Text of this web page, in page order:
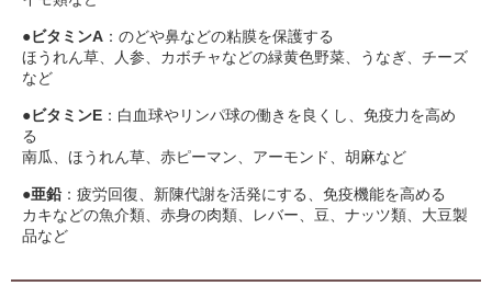
●ビタミンA ：のどや鼻などの粘膜を保護する
ほうれん草、人参、カボチャなどの緑黄色野菜、うなぎ、チーズ
など
●ビタミンE ：白血球やリンパ球の働きを良くし、免疫力を高め
る
南瓜、ほうれん草、赤ピーマン、アーモンド、胡麻など
●亜鉛 ：疲労回復、新陳代謝を活発にする、免疫機能を高める
カキなどの魚介類、赤身の肉類、レバー、豆、ナッツ類、大豆製
品など